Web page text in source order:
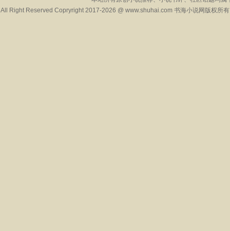
All Right Reserved Copryright 2017-2026 @ www.shuhai.com 书海小说网版权所